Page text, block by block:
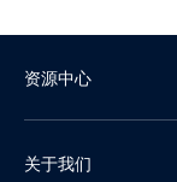
资源中心
产品白皮书
关于我们